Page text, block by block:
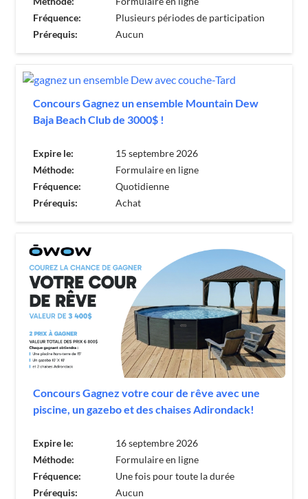
Fréquence:
Plusieurs périodes de participation
Prérequis:
Aucun
Concours Gagnez un ensemble Mountain Dew
Baja Beach Club de 3000$ !
Expire le:
15 septembre 2026
Méthode:
Formulaire en ligne
Fréquence:
Quotidienne
Prérequis:
Achat
Concours Gagnez votre cour de rêve avec une
piscine, un gazebo et des chaises Adirondack!
Expire le:
16 septembre 2026
Méthode:
Formulaire en ligne
Fréquence:
Une fois pour toute la durée
Prérequis:
Aucun